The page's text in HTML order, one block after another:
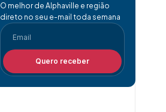
O melhor de Alphaville e região
direto no seu e-mail toda semana
Quero receber